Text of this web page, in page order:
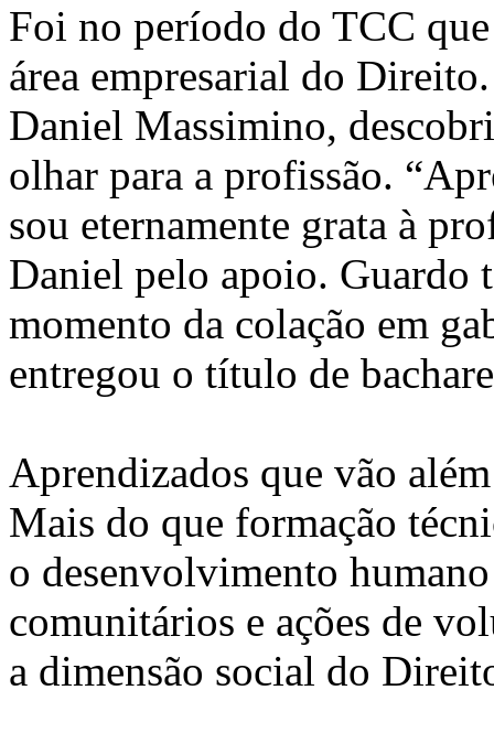
Foi no período do TCC
área empresarial do
Daniel Massimino,
olhar para a profissão.
sou eternamente grata à
Daniel pelo apoio. Guardo
momento da colação em
entregou o título de
Aprendizados que vão
Mais do que formação
o desenvolvimento
comunitários e ações de
a dimensão social do